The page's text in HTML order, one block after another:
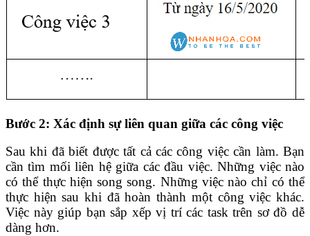
Bước 2: Xác định sự liên quan giữa các công việc
Sau khi đã biết được tất cả các công việc cần làm. Bạn
cần tìm mối liên hệ giữa các đầu việc. Những việc nào
có thể thực hiện song song. Những việc nào chỉ có thể
thực hiện sau khi đã hoàn thành một công việc khác.
Việc này giúp bạn sắp xếp vị trí các task trên sơ đồ dễ
dàng hơn.